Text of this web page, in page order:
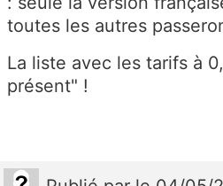
toutes les autres
La liste avec les tarifs à
présent" !